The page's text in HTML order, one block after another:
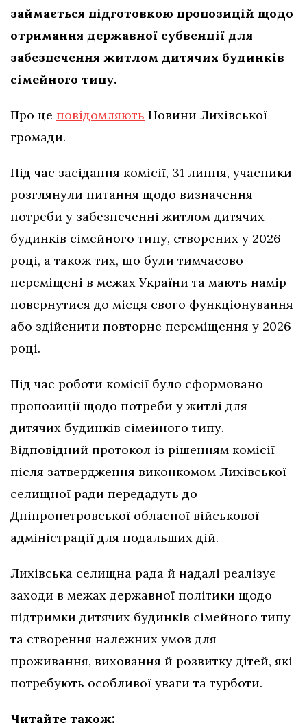
займається підготовкою пропозицій щодо
отримання державної субвенції для
забезпечення житлом дитячих будинків
сімейного типу.
Про це повідомляють Новини Лихівської
громади.
Під час засідання комісії, 31 липня, учасники
розглянули питання щодо визначення
потреби у забезпеченні житлом дитячих
будинків сімейного типу, створених у 2026
році, а також тих, що були тимчасово
переміщені в межах України та мають намір
повернутися до місця свого функціонування
або здійснити повторне переміщення у 2026
році.
Під час роботи комісії було сформовано
пропозиції щодо потреби у житлі для
дитячих будинків сімейного типу.
Відповідний протокол із рішенням комісії
після затвердження виконкомом Лихівської
селищної ради передадуть до
Дніпропетровської обласної військової
адміністрації для подальших дій.
Лихівська селищна рада й надалі реалізує
заходи в межах державної політики щодо
підтримки дитячих будинків сімейного типу
та створення належних умов для
проживання, виховання й розвитку дітей, які
потребують особливої уваги та турботи.
Читайте також: